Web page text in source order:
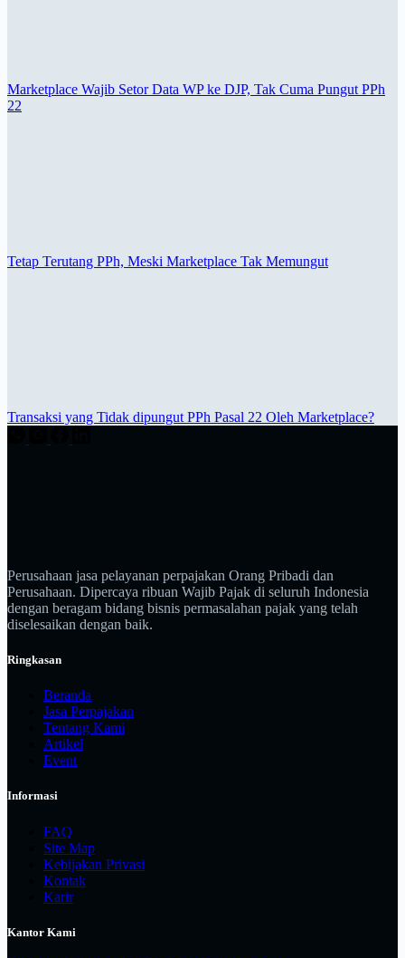
Marketplace Wajib Setor Data WP ke DJP, Tak Cuma Pungut PPh
22
Tetap Terutang PPh, Meski Marketplace Tak Memungut
Transaksi yang Tidak dipungut PPh Pasal 22 Oleh Marketplace?
Perusahaan jasa pelayanan perpajakan Orang Pribadi dan
Perusahaan. Dipercaya ribuan Wajib Pajak di seluruh Indonesia
dengan beragam bidang bisnis permasalahan pajak yang telah
diselesaikan dengan baik.
Ringkasan
Beranda
Jasa Perpajakan
Tentang Kami
Artikel
Event
Informasi
FAQ
Site Map
Kebijakan Privasi
Kontak
Karir
Kantor Kami